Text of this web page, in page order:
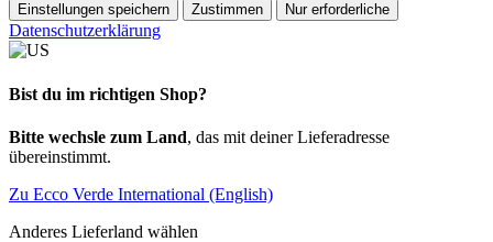
Einstellungen speichern Zustimmen Nur erforderliche
Datenschutzerklärung
Bist du im richtigen Shop?
Bitte wechsle zum Land, das mit deiner Lieferadresse
übereinstimmt.
Zu Ecco Verde International (English)
Anderes Lieferland wählen